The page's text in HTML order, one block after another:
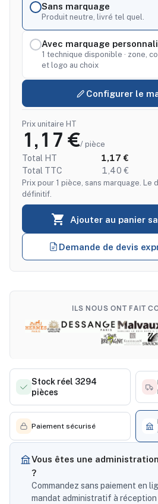
Sans marquage
Produit neutre, livré tel quel.
Avec marquage
1 technique disponible · zone,
et logo au choix
Configurer le
 Ajouter au panier
Prix unitaire HT
1,17 €/ pièce
Total HT
1,17 €
Total TTC
1,40 €
Prix pour 1 pièce, sans marquage.
définitif.
Demande de devis
ILS NOUS ONT FAIT
Stock réel 3294
pièces
Paiement sécurisé
Vous êtes une
?
Commandez sans paiement en
mandat administratif à